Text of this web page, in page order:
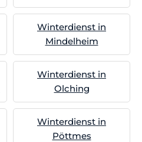
Winterdienst in
Mindelheim
Winterdienst in
Olching
Winterdienst in
Pöttmes